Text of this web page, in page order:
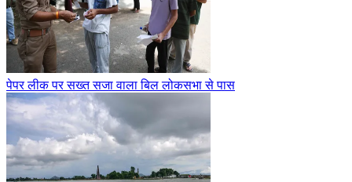
पेपर लीक पर सख्त सजा वाला बिल लोकसभा से पास